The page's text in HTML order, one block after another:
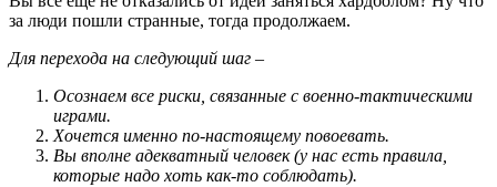
за люди пошли странные, тогда продолжаем.
Для перехода на следующий шаг –
Осознаем все риски, связанные с военно-тактическими
играми.
Хочется именно по-настоящему повоевать.
Вы вполне адекватный человек (у нас есть правила,
которые надо хоть как-то соблюдать).